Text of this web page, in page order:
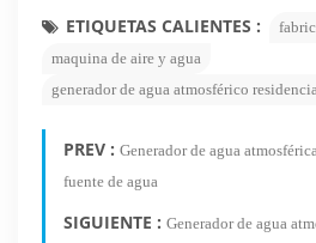
ETIQUETAS CALIENTES :
maquina de aire y agua
generador de agua atmosférico
PREV : Generador de agua
fuente de agua
SIGUIENTE : Generador de agua